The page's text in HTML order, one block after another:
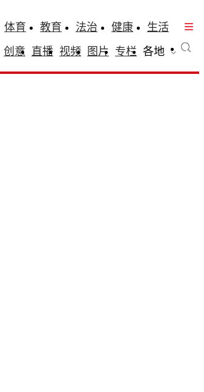
体育 教育 法治 健康
生活
创意 直播 视频 图片 专栏 各地